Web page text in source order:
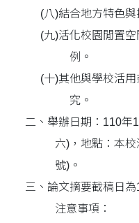
(八)結合地方特色與
(九)活化校園閒置
例。
(十)其他與學校活
究。
二、 舉辦日期：110年
六)，地點：本
號)。
三、 論文摘要截稿日
注意事項：